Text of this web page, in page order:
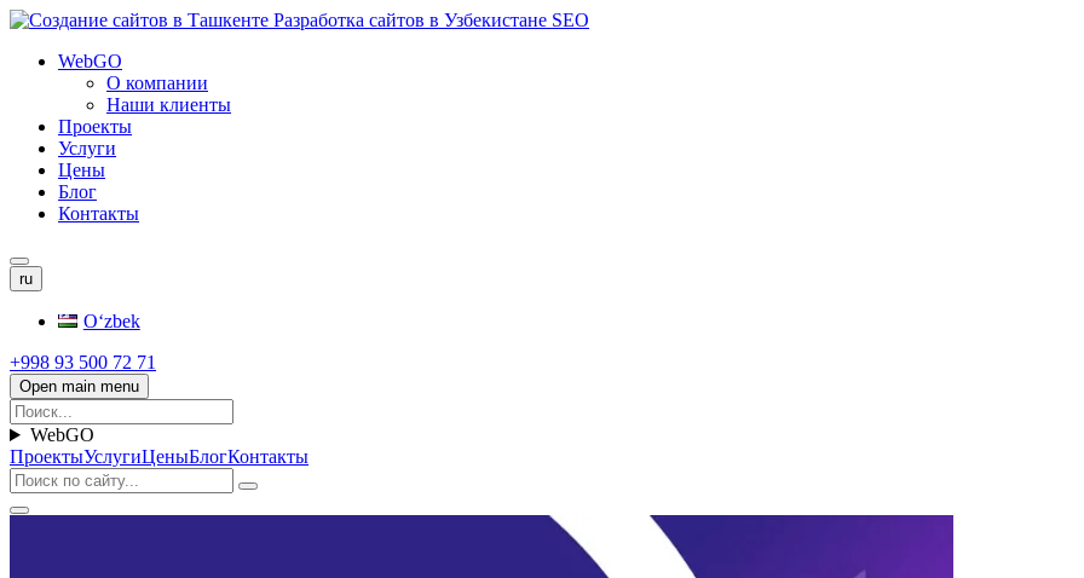
WebGO
О компании
Наши клиенты
Проекты
Услуги
Цены
Блог
Контакты
ru
Oʻzbek
+998 93 500 72 71
Open main menu
WebGO
ПроектыУслугиЦеныБлогКонтакты